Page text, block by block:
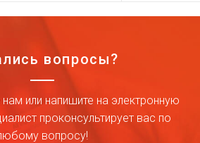
вопросы?
или напишите на электронную
проконсультирует вас по
вопросу!